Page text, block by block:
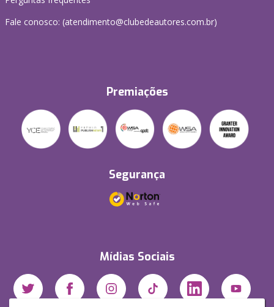
Fale conosco: (atendimento@clubedeautores.com.br)
Premiações
Segurança
Mídias Sociais